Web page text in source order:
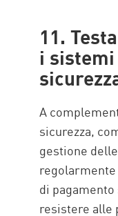
11.
i
A
sicurezza,
gestione
di pagamento
resistere alle